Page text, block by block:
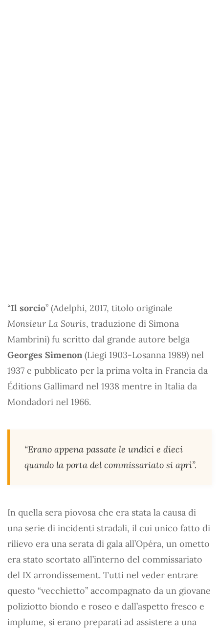
“Il sorcio” (Adelphi, 2017, titolo originale
Monsieur La Souris, traduzione di Simona
Mambrini) fu scritto dal grande autore belga
Georges Simenon (Liegi 1903-Losanna 1989) nel
1937 e pubblicato per la prima volta in Francia da
Éditions Gallimard nel 1938 mentre in Italia da
Mondadori nel 1966.
“Erano appena passate le undici e dieci
quando la porta del commissariato si aprì”.
In quella sera piovosa che era stata la causa di
una serie di incidenti stradali, il cui unico fatto di
rilievo era una serata di gala all’Opéra, un ometto
era stato scortato all’interno del commissariato
del IX arrondissement. Tutti nel veder entrare
questo “vecchietto” accompagnato da un giovane
poliziotto biondo e roseo e dall’aspetto fresco e
implume, si erano preparati ad assistere a una